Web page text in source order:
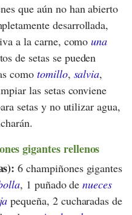
que aún no han abierto
desarrollada,
a la carne, comouna
de setas se pueden
comotomillo, salvia,
las setas conviene
setas y no utilizar agua,
gigantes rellenos
6 champiñones gigantes
, 1 puñado denueces
pequeña, 2 cucharadas de